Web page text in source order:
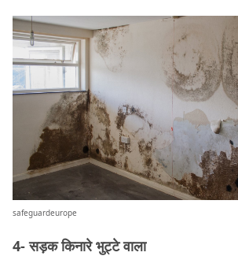
safeguardeurope
4- सड़क किनारे भुट्टे वाला